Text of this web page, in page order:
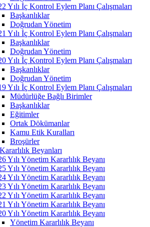
Yılı İç Kontrol Eylem Planı Çalışmaları
Başkanlıklar
Doğrudan Yönetim
Yılı İç Kontrol Eylem Planı Çalışmaları
Başkanlıklar
Doğrudan Yönetim
Yılı İç Kontrol Eylem Planı Çalışmaları
Başkanlıklar
Doğrudan Yönetim
Yılı İç Kontrol Eylem Planı Çalışmaları
Müdürlüğe Bağlı Birimler
Başkanlıklar
Eğitimler
Ortak Dökümanlar
Kamu Etik Kuralları
Broşürler
Beyanları
Yılı Yönetim Kararlılık Beyanı
Yılı Yönetim Kararlılık Beyanı
Yılı Yönetim Kararlılık Beyanı
Yılı Yönetim Kararlılık Beyanı
Yılı Yönetim Kararlılık Beyanı
Yılı Yönetim Kararlılık Beyanı
Yılı Yönetim Kararlılık Beyanı
Yönetim Kararlılık Beyanı